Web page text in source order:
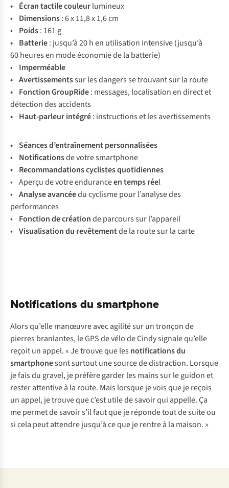
• Écran tactile couleurlumineux
• Dimensions: 6 x 11,8 x 1,6 cm
• Poids: 161 g
• Batterie: jusqu’à 20 h en utilisation intensive (jusqu’à
60 heures en mode économie de la batterie)
• Imperméable
• Avertissementssur les dangers se trouvant sur la route
• Fonction GroupRide: messages, localisation en direct et
détection des accidents
• Haut-parleur intégré: instructions et les avertissements
• Séances d’entraînement personnalisées
• Notificationsde votre smartphone
• Recommandations cyclistes quotidiennes
• Aperçu de votre enduranceen temps réel
• Analyse avancéedu cyclisme pour l’analyse des
performances
• Fonction de créationde parcours sur l’appareil
• Visualisation du revêtementde la route sur la carte
Notifications du smartphone
Alors qu’elle manœuvre avec agilité sur un tronçon de
pierres branlantes, le GPS de vélo de Cindy signale qu’elle
reçoit un appel. « Je trouve que les notifications du
smartphonesont surtout une source de distraction. Lorsque
je fais du gravel, je préfère garder les mains sur le guidon et
rester attentive à la route. Mais lorsque je vois que je reçois
un appel, je trouve que c’est utile de savoir qui appelle. Ça
me permet de savoir s’il faut que je réponde tout de suite ou
si cela peut attendre jusqu’à ce que je rentre à la maison. »